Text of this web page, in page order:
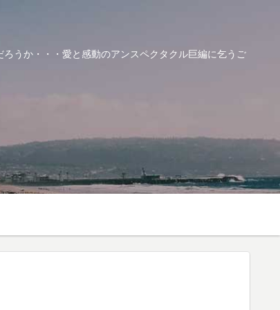
うか・・・愛と感動のアンスペクタクル巨編に乞うご